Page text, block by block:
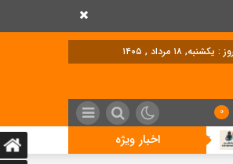
: یکشنبه, ۱۸ مرداد , ۱۴۰۵
0
اخبار ویژه
اما بازار توان خرید ندارد/ تسهیل تخصیص ارز؛ مطالبه